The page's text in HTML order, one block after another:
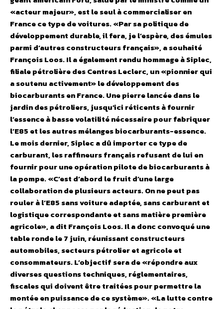
«acteur majeur», est le seul à commercialiser en
France ce type de voitures. «Par sa politique de
développement durable, il fera, je l’espère, des émules
parmi d’autres constructeurs français», a souhaité
François Loos. Il a également rendu hommage à Siplec,
filiale pétrolière des Centres Leclerc, un «pionnier qui
a soutenu activement» le développement des
biocarburants en France. Une pierre lancée dans le
jardin des pétroliers, jusqu’ici réticents à fournir
l’essence à basse volatilité nécessaire pour fabriquer
l’E85 et les autres mélanges biocarburants-essence.
Le mois dernier, Siplec a dû importer ce type de
carburant, les raffineurs français refusant de lui en
fournir pour une opération pilote de biocarburants à
la pompe. «C’est d’abord le fruit d’une large
collaboration de plusieurs acteurs. On ne peut pas
rouler à l’E85 sans voiture adaptée, sans carburant et
logistique correspondante et sans matière première
agricole», a dit François Loos. Il a donc convoqué une
table ronde le 7 juin, réunissant constructeurs
automobiles, secteurs pétrolier et agricole et
consommateurs. L’objectif sera de «répondre aux
diverses questions techniques, réglementaires,
fiscales qui doivent être traitées pour permettre la
montée en puissance de ce système». «La lutte contre